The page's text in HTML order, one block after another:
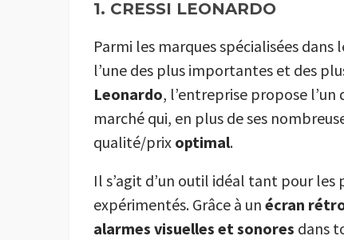
1. CRESSI LEONARDO
Parmi les marques spécialisées
l’une des plus importantes et des
Leonardo, l’entreprise propose
marché qui, en plus de ses
qualité/prix optimal.
Il s’agit d’un outil idéal tant pour
expérimentés. Grâce à un écran
alarmes visuelles et sonores dans